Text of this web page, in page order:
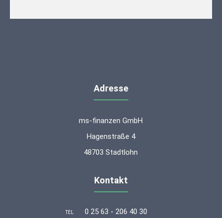
Adresse
ms-finanzen GmbH
Hagenstraße 4
48703 Stadtlohn
Kontakt
TEL 0 25 63 - 206 40 30